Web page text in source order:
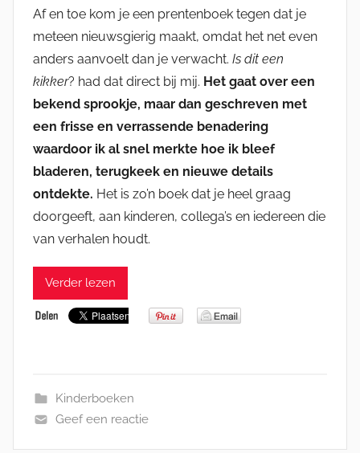
Af en toe kom je een prentenboek tegen dat je
meteen nieuwsgierig maakt, omdat het net even
anders aanvoelt dan je verwacht. Is dit een
kikker? had dat direct bij mij. Het gaat over een
bekend sprookje, maar dan geschreven met
een frisse en verrassende benadering
waardoor ik al snel merkte hoe ik bleef
bladeren, terugkeek en nieuwe details
ontdekte. Het is zo’n boek dat je heel graag
doorgeeft, aan kinderen, collega’s en iedereen die
van verhalen houdt.
Verder lezen
Kinderboeken
Geef een reactie